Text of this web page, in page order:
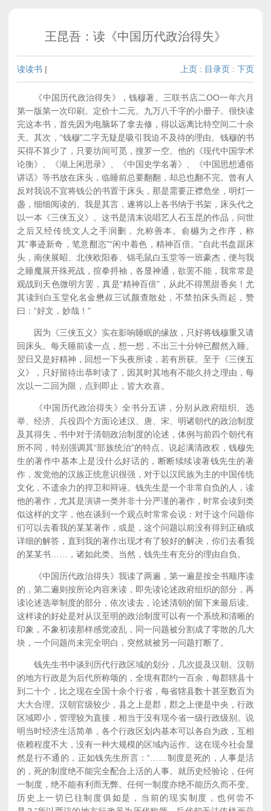
王昆吾：读《中国历代政治得失》
读读书 | 上页 : 目录页 : 下页
《中国历代政治得失》，钱穆著。三联书店二OO一年六月
第一版第一次印刷。定价十二元。九万八千字的小册子。很快读
完这本书，首先因为电脑坏了拿去修，得以远离比特空间二十余
天。其次，“钱穆”二字无疑是吸引我迫不及待的理由。钱穆的书
买得不算少了，只要坊间可觅，搜罗一空。他的《现代中国学术
论衡》、《湖上闲思录》、《中国史学名著》、《中国思想通俗
讲话》等书放在床头，临睡前总要翻翻，却总也翻不完。曾有人
反对我说不宜将钱公的书置于床头，那是需要正襟危坐，明灯一
盏，细细阅读的。我是其言，遂将以上各书纳于书架，床头代之
以一本《三侠五义》。这书是清末说唱艺人石玉昆的作品，问世
之后又经传统文人之手润删，允称善本。俞樾为之作序，称
其“事迹新奇，笔意酣恣”“闲中着色，精神百倍。”自此书盘踞床
头，南侠展昭、北侠欧阳春、锦毛鼠白玉堂等一班豪杰，便与我
之睡魔展开殊死战，揎拳捋袖，各显神通，欲罢不能，我常常是
观战到天色微明方罢，真是“精神百倍”，从此不得黑甜香矣！尤
其读到白玉堂化名金懋叔三试颜查散处，不禁拍床头而起，赞
曰：“好文，妙哉！”
因为《三侠五义》实在影响睡眠的缘故，只好将钱穆重又请
回床头。每天睡前读一点，想一想，不出三十分钟已酣然入睡。
翌日又是好精神，回想一下头夜所读，若有所获。至于《三侠五
义》，只好留待出恭时读了，因其时其地有不能久持之理由，每
次以一二回为限，点到即止，皆大欢喜。
《中国历代政治得失》全书分五讲，分别从政府组织、选
举、经济、兵役四个方面论述汉、唐、宋、明诸朝代的政治制度
及其得失，书中对于清朝政治制度的论述，体例与前四个朝代有
所不同，特别强调其“部族统治”的特点。说起满清政权，钱穆先
生的著作中基本上是没什么好话的，断断续续读著钱先生的著
作，发觉他的汉族正统意识很强，对于以汉民族为主的中国传统
文化，不遗余力的捍卫和辩诬。钱先生是一个非常自负的人，读
他的著作，尤其是演讲一类并非十分严谨的著作，时常会读到类
似这样的文字，他在谈到一个观点时常常会说：对于这个问题你
们可以去看我的某某著作，或是，这个问题以前没有得到正确或
详细的解答，直到我的著作出现才有了较好的解决，你们去看我
的某某书……，诸如此类。当然，钱先生有充分的理由自负。
《中国历代政治得失》我读了两遍，第一遍是按全书顺序读
的，第二遍则按所论内容来读，即先读论述政府组织的部分，再
读论述选举制度的部分，依次读去，论述清朝的留下来最后读。
这样读的好处是对从汉至明的政治制度可以有一个系统和清晰的
印象，不象初读那样感觉凌乱，同一问题被分割成了零散的几大
块，一个问题尚未完全明白，突然就被另一问题打断了。
钱先生书中谈到历代行政区域的划分，几次提及汉朝。汉朝
的地方行政是为后代所称颂的，全境有郡约一百余，每郡辖县十
到二十个，比之现在全国十余个行省，每省辖县数十甚至数百为
大大合理。汉朝官级较少，县之上是郡，郡之上便是中央，行政
区域即小，管理较为直接，相当于没有现今省一级行政级别。说
明当时经济生活简单，各个行政区划内基本可以各自为政，互相
依赖程度不大，没有一种大规模的区域内运作。这在现今社会显
然是行不通的，正如钱先生所言：“……制度是死的，人事是活
的，死的制度绝不能完全配合上活的人事。就历史经验论，任何
一制度，绝不能有利而无弊。任何一制度亦绝不能历久而不变。
历史上一切已往制度俱如是，当前的现实制度，也何尝不